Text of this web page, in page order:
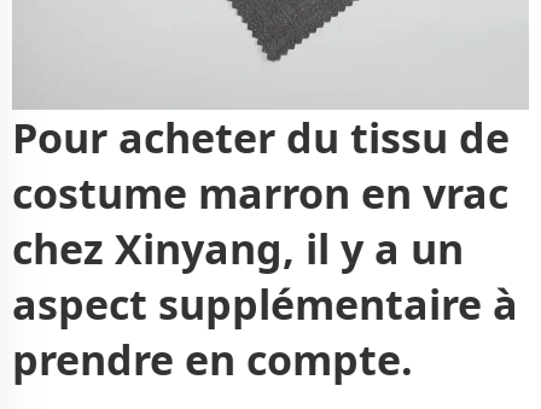
Pour acheter du tissu de
costume marron en vrac
chez Xinyang, il y a un
aspect supplémentaire à
prendre en compte.